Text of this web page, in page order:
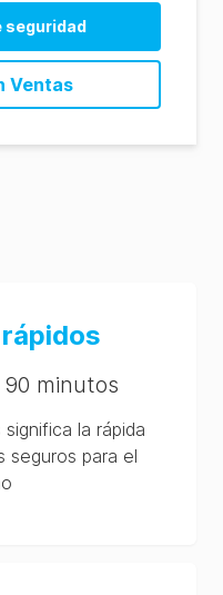
seguridad
Ventas
minutos
la rápida
seguros para el